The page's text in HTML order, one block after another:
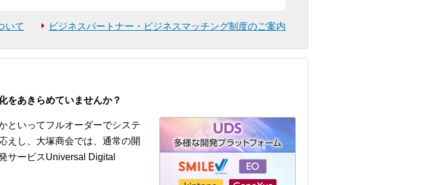
いて ビジネスパートナー・ビジネスマッチング制度のご案内
あきらめていませんか？
といってフルオーダーでシステ
えし、大塚商会では、通常の開
サービスUniversal Digital